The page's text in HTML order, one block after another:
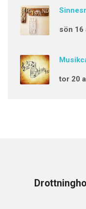
sön 16
tor 20